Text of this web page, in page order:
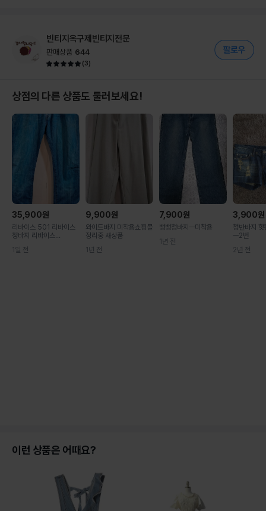
빈티지옥구제빈티지전문
판매상품 644
(3)
상점의 다른 상품도 둘러보세요!
35,900원
리바이스 501 리바이스
청바지 리바이스...
1일 전
9,900원
와이드바지 미착용쇼핑몰
정리중 새상품
1년 전
7,900원
뱅뱅청바지ㅡ미착용
1년 전
3,900원
청반바지
ㅡ2번
2년 전
이런 상품은 어때요?